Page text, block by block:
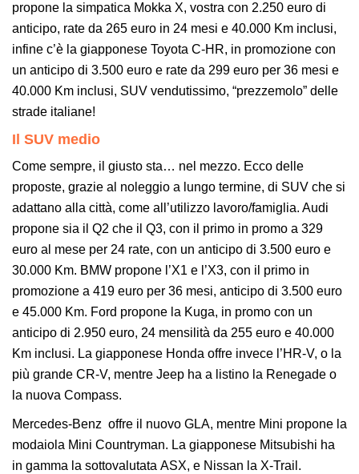
propone la simpatica Mokka X, vostra con 2.250 euro di
anticipo, rate da 265 euro in 24 mesi e 40.000 Km inclusi,
infine c’è la giapponese Toyota C-HR, in promozione con
un anticipo di 3.500 euro e rate da 299 euro per 36 mesi e
40.000 Km inclusi, SUV vendutissimo, “prezzemolo” delle
strade italiane!
Il SUV medio
Come sempre, il giusto sta… nel mezzo. Ecco delle
proposte, grazie al noleggio a lungo termine, di SUV che si
adattano alla città, come all’utilizzo lavoro/famiglia. Audi
propone sia il Q2 che il Q3, con il primo in promo a 329
euro al mese per 24 rate, con un anticipo di 3.500 euro e
30.000 Km. BMW propone l’X1 e l’X3, con il primo in
promozione a 419 euro per 36 mesi, anticipo di 3.500 euro
e 45.000 Km. Ford propone la Kuga, in promo con un
anticipo di 2.950 euro, 24 mensilità da 255 euro e 40.000
Km inclusi. La giapponese Honda offre invece l’HR-V, o la
più grande CR-V, mentre Jeep ha a listino la Renegade o
la nuova Compass.
Mercedes-Benz offre il nuovo GLA, mentre Mini propone la
modaiola Mini Countryman. La giapponese Mitsubishi ha
in gamma la sottovalutata ASX, e Nissan la X-Trail.